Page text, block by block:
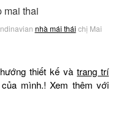
nhà mái thái chị Mai
thiết kế vàtrang trí
mình.! Xem thêm với